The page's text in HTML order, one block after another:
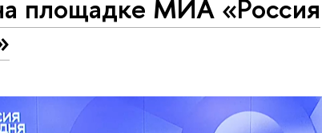
площадке МИА «Россия